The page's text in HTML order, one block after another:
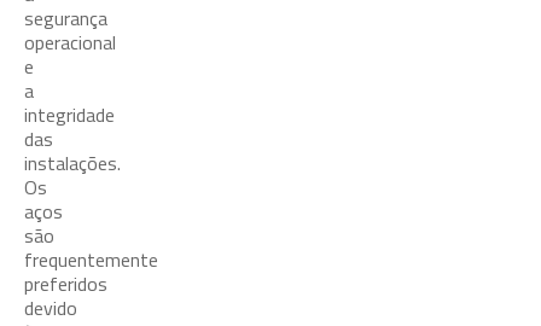
segurança
operacional
e
a
integridade
das
instalações.
Os
aços
são
frequentemente
preferidos
devido